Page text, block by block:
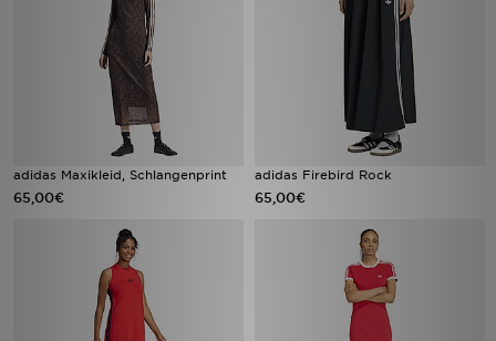
adidas Maxikleid, Schlangenprint
65,00€
adidas Firebird Rock
65,00€